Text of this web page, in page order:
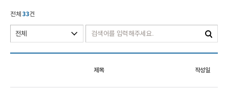
전체33건
제목 작성일